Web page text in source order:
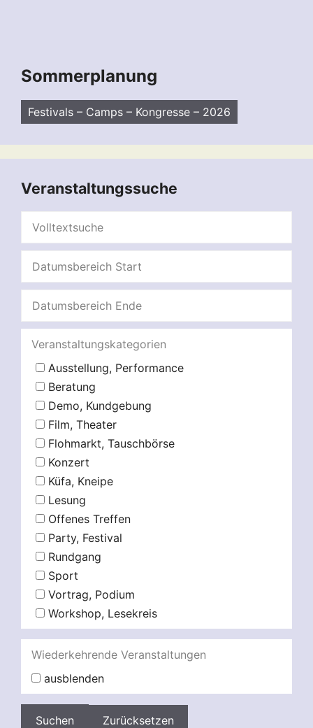
Sommerplanung
Festivals – Camps – Kongresse – 2026
Veranstaltungssuche
Veranstaltungskategorien
Ausstellung, Performance
Beratung
Demo, Kundgebung
Film, Theater
Flohmarkt, Tauschbörse
Konzert
Küfa, Kneipe
Lesung
Offenes Treffen
Party, Festival
Rundgang
Sport
Vortrag, Podium
Workshop, Lesekreis
Wiederkehrende Veranstaltungen
ausblenden
Zurücksetzen